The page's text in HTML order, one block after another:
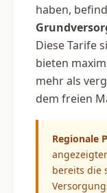
haben,
Diese Tarife
bieten
mehr als
dem freien
Regionale
bereits die